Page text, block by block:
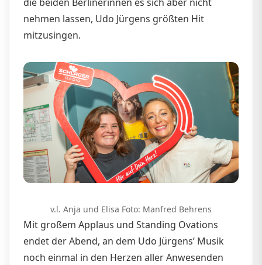
nehmen lassen, Udo Jürgens größten Hit
mitzusingen.
v.l. Anja und Elisa Foto: Manfred Behrens
Mit großem Applaus und Standing Ovations
endet der Abend, an dem Udo Jürgens’ Musik
noch einmal in den Herzen aller Anwesenden